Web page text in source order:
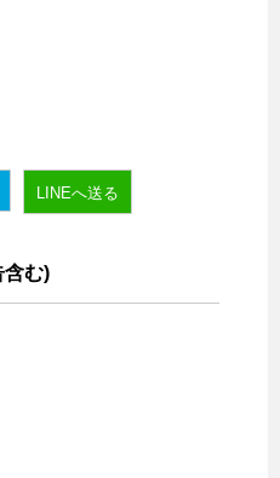
LINEへ送る
含む)